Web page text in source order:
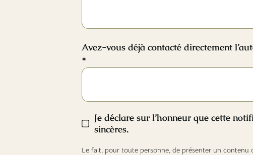
Avez-vous déjà contacté directement
*
Je déclare sur l’honneur que cette
sincères.
Le fait, pour toute personne, de présenter un